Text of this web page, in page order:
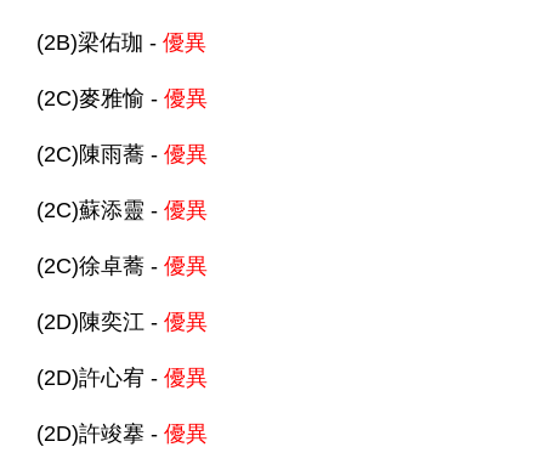
(2B)梁佑珈 - 優異
(2C)麥雅愉 - 優異
(2C)陳雨蕎 - 優異
(2C)蘇添靈 - 優異
(2C)徐卓蕎 - 優異
(2D)陳奕江 - 優異
(2D)許心宥 - 優異
(2D)許竣搴 - 優異